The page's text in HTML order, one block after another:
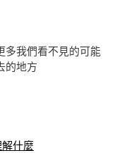
多我們看不見的可能
的地方
什麼